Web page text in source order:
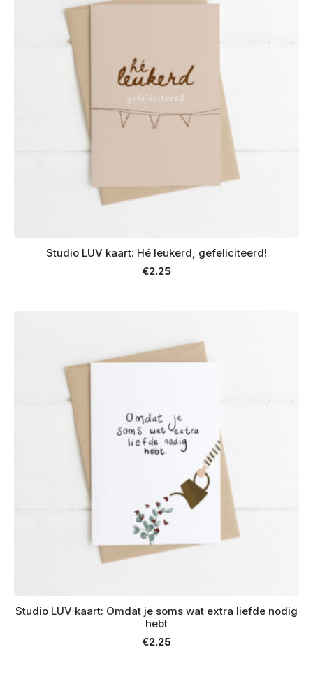
Studio LUV kaart: Hé leukerd, gefeliciteerd!
€2.25
Studio LUV kaart: Omdat je soms wat extra liefde nodig
hebt
€2.25